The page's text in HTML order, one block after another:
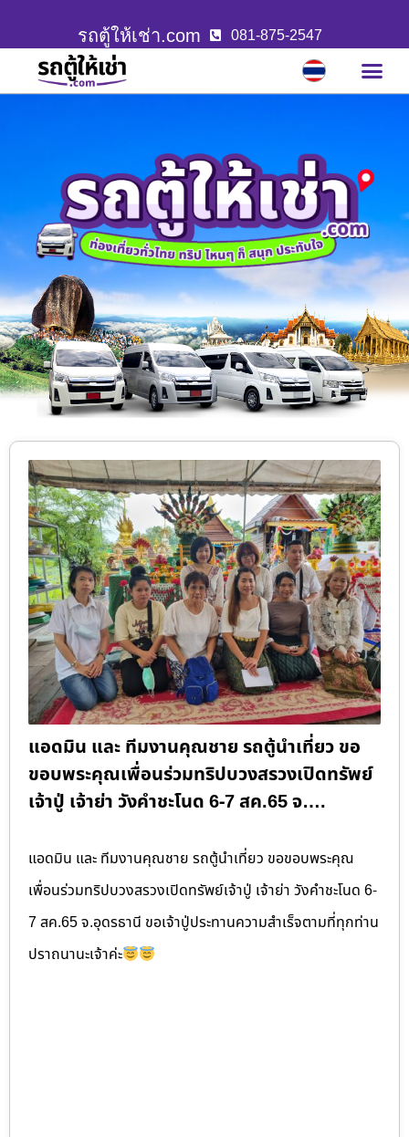
รถตู้ให้เช่า.com 081-875-2547
แอดมิน และ ทีมงานคุณชาย รถตู้นำเที่ยว ขอ
ขอบพระคุณเพื่อนร่วมทริปบวงสรวงเปิดทรัพย์
เจ้าปู่ เจ้าย่า วังคำชะโนด 6-7 สค.65 จ….
แอดมิน และ ทีมงานคุณชาย รถตู้นำเที่ยว ขอขอบพระคุณ
เพื่อนร่วมทริปบวงสรวงเปิดทรัพย์เจ้าปู่ เจ้าย่า วังคำชะโนด 6-
7 สค.65 จ.อุดรธานี ขอเจ้าปู่ประทานความสำเร็จตามที่ทุกท่าน
ปราถนานะเจ้าค่ะ